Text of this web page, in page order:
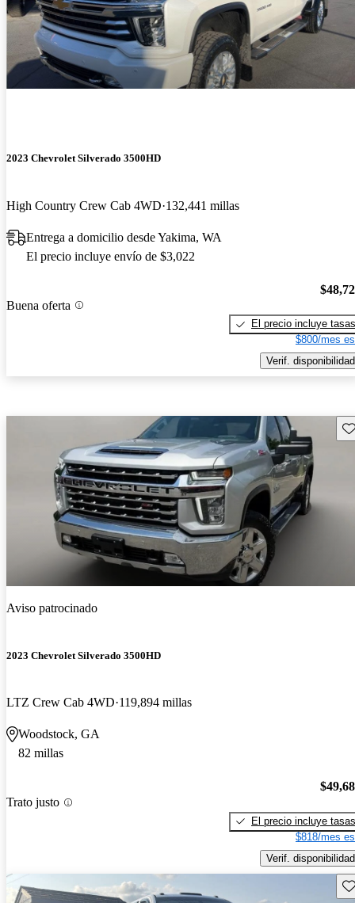
2023 Chevrolet Silverado 3500HD
High Country Crew Cab 4WD 132,441 millas
Entrega a domicilio desde Yakima, WA
El precio incluye envío de $3,022
Buena oferta
El precio incluye tasas
$800/mes
Verif. disponibilidad
Aviso patrocinado
2023 Chevrolet Silverado 3500HD
LTZ Crew Cab 4WD 119,894 millas
Woodstock, GA
82 millas
Trato justo
El precio incluye tasas
$818/mes
Verif. disponibilidad